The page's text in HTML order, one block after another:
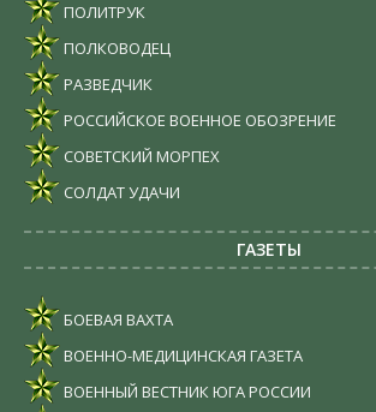
ПОЛИТРУК
ПОЛКОВОДЕЦ
РАЗВЕДЧИК
РОССИЙСКОЕ ВОЕННОЕ ОБОЗРЕНИЕ
СОВЕТСКИЙ МОРПЕХ
СОЛДАТ УДАЧИ
ГАЗЕТЫ
БОЕВАЯ ВАХТА
ВОЕННО-МЕДИЦИНСКАЯ ГАЗЕТА
ВОЕННЫЙ ВЕСТНИК ЮГА РОССИИ